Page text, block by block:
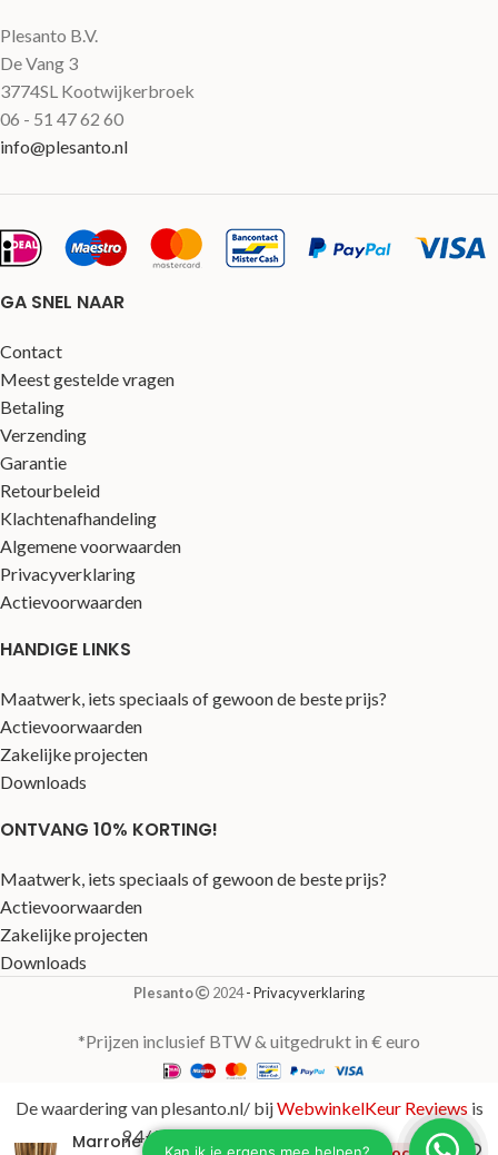
Plesanto B.V.
De Vang 3
3774SL Kootwijkerbroek
06 - 51 47 62 60
info@plesanto.nl
GA SNEL NAAR
Contact
Meest gestelde vragen
Betaling
Verzending
Garantie
Retourbeleid
Klachtenafhandeling
Algemene voorwaarden
Privacyverklaring
Actievoorwaarden
HANDIGE LINKS
Maatwerk, iets speciaals of gewoon de beste prijs?
Actievoorwaarden
Zakelijke projecten
Downloads
ONTVANG 10% KORTING!
Maatwerk, iets speciaals of gewoon de beste prijs?
Actievoorwaarden
Zakelijke projecten
Downloads
Plesanto 2024- Privacyverklaring
*Prijzen inclusief BTW & uitgedrukt in € euro
Marrone Verticale
De waardering van plesanto.nl/ bijWebwinkelKeur Reviews is
9.4/10 gebaseerd op 123 reviews.